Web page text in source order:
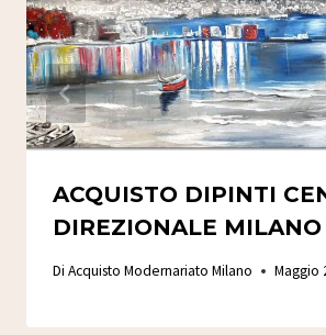
ACQUISTO DIPINTI
DIREZIONALE MILANO
Di Acquisto Modernariato Milano Maggio